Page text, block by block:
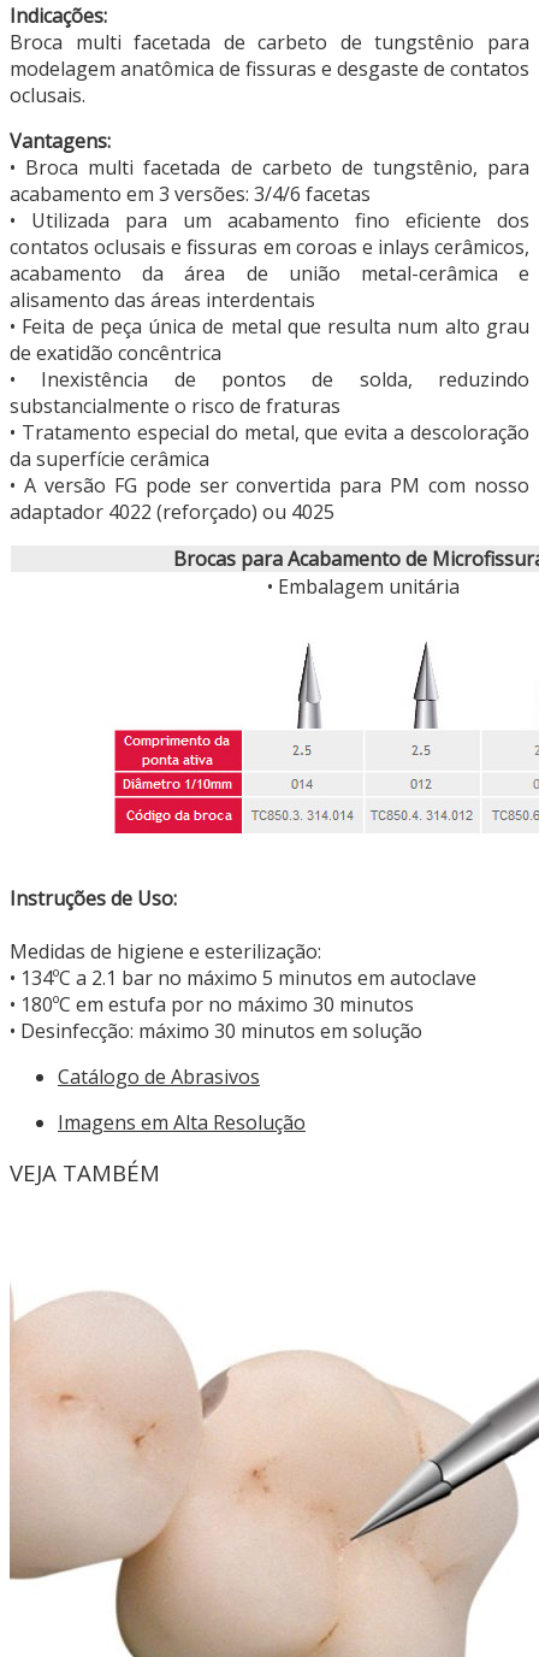
Indicações:
Broca multi facetada de carbeto de tungstênio para
modelagem anatômica de fissuras e desgaste de contatos
oclusais.
Vantagens:
• Broca multi facetada de carbeto de tungstênio, para
acabamento em 3 versões: 3/4/6 facetas
• Utilizada para um acabamento fino eficiente dos
contatos oclusais e fissuras em coroas e inlays cerâmicos,
acabamento da área de união metal-cerâmica e
alisamento das áreas interdentais
• Feita de peça única de metal que resulta num alto grau
de exatidão concêntrica
• Inexistência de pontos de solda, reduzindo
substancialmente o risco de fraturas
• Tratamento especial do metal, que evita a descoloração
da superfície cerâmica
• A versão FG pode ser convertida para PM com nosso
adaptador 4022 (reforçado) ou 4025
Brocas para Acabamento de
• Embalagem unitária
Instruções de Uso:
Medidas de higiene e esterilização:
• 134ºC a 2.1 bar no máximo 5 minutos em autoclave
• 180ºC em estufa por no máximo 30 minutos
• Desinfecção: máximo 30 minutos em solução
Catálogo de Abrasivos
Imagens em Alta Resolução
VEJA TAMBÉM